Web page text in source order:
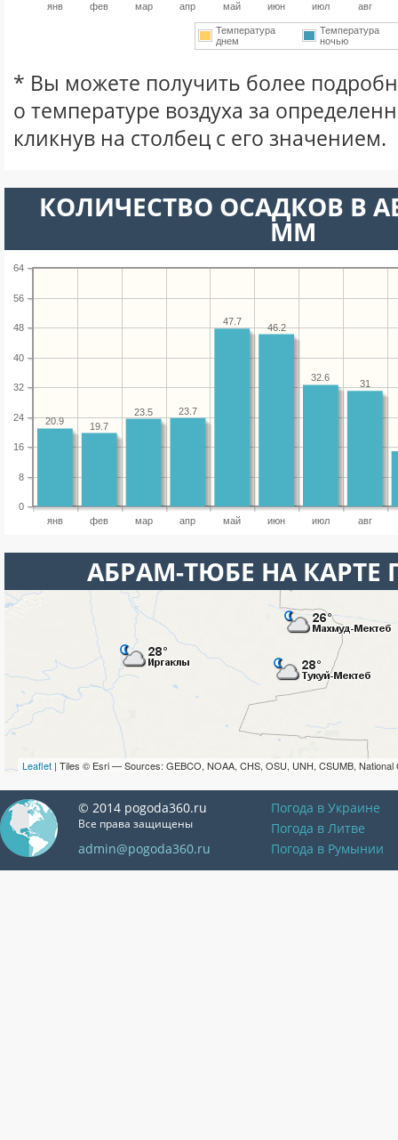
янв фев мар апр май июн июл авг
Температура
днем
Температура
ночью
* Вы можете получить более
о температуре воздуха за
кликнув на столбец с его значением.
КОЛИЧЕСТВО ОСАДКОВ В
ММ
янв фев мар апр май июн июл авг
0
8
16
24
32
40
48
56
64
31
32.6
46.2
47.7
23.7
23.5
19.7
20.9
АБРАМ-ТЮБЕ НА КАРТЕ
Leaflet | Tiles © Esri — Sources: GEBCO, NOAA, CHS, OSU, UNH, CSUMB, National
© 2014 pogoda360.ru
Все права защищены
admin@pogoda360.ru
Погода в Украине
Погода в Литве
Погода в Румынии